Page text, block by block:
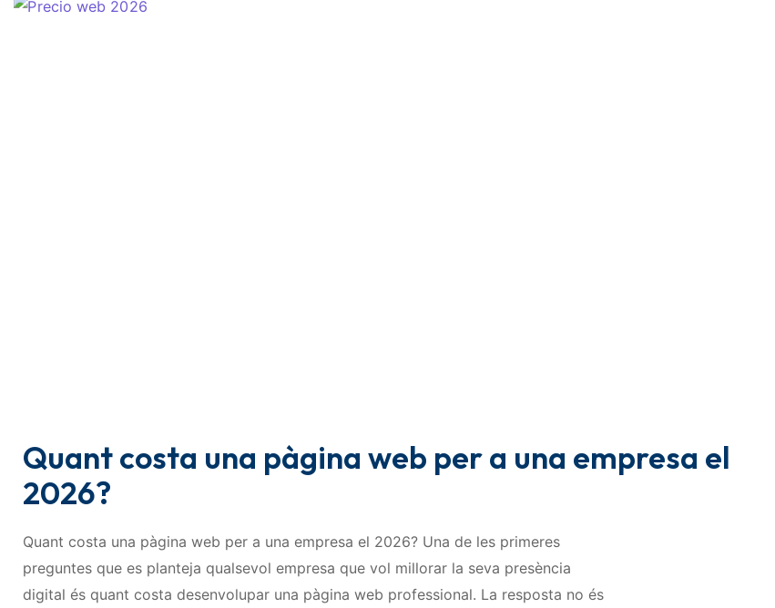
Quant costa una pàgina web per a una empresa el
2026?
Quant costa una pàgina web per a una empresa el 2026? Una de les primeres
preguntes que es planteja qualsevol empresa que vol millorar la seva presència
digital és quant costa desenvolupar una pàgina web professional. La resposta no és